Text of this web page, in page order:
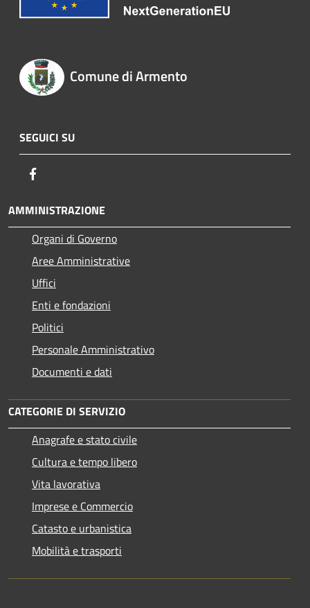
Comune di Armento
SEGUICI SU
AMMINISTRAZIONE
Organi di Governo
Aree Amministrative
Uffici
Enti e fondazioni
Politici
Personale Amministrativo
Documenti e dati
CATEGORIE DI SERVIZIO
Anagrafe e stato civile
Cultura e tempo libero
Vita lavorativa
Imprese e Commercio
Catasto e urbanistica
Mobilità e trasporti